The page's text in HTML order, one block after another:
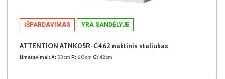
IŠPARDAVIMAS YRA SANDĖLYJE
ATTENTION ATNK05R-C462 naktinis staliukas
Išmatavimai: A: 53cm P: 60cm G: 42cm